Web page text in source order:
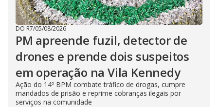
DO R7/05/08/2026
PM apreende fuzil, detector de
drones e prende dois suspeitos
em operação na Vila Kennedy
Ação do 14º BPM combate tráfico de drogas, cumpre
mandados de prisão e reprime cobranças ilegais por
serviços na comunidade